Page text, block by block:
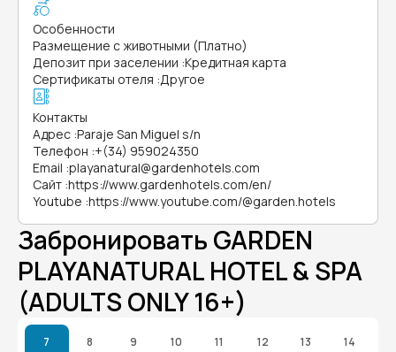
Особенности
Размещение с животными (Платно)
Депозит при заселении :Кредитная карта
Сертификаты отеля :Другое
Контакты
Адрес :Paraje San Miguel s/n
Телефон :+(34) 959024350
Email :playanatural@gardenhotels.com
Сайт :https://www.gardenhotels.com/en/
Youtube :https://www.youtube.com/@garden.hotels
Забронировать GARDEN
PLAYANATURAL HOTEL & SPA
(ADULTS ONLY 16+)
7 8 9 10 11 12 13 14